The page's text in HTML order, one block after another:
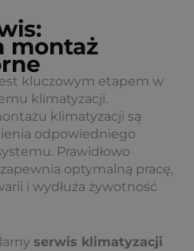
montaż
kluczowym etapem w
klimatyzacji.
klimatyzacji są
odpowiedniego
Prawidłowo
optymalną pracę,
i wydłuża żywotność
serwis klimatyzacji